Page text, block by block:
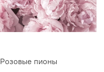
Розовые пионы